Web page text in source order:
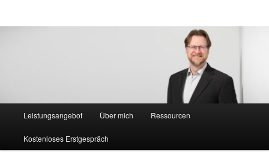
Leistungsangebot Über mich Ressourcen
Kostenloses Erstgespräch